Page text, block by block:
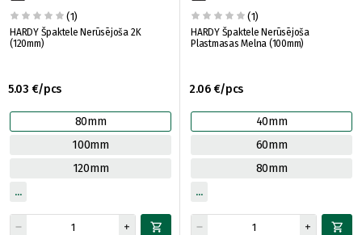
(1)
HARDY Špaktele Nerūsējoša 2K
(120mm)
5.03 €/pcs
80mm
100mm
120mm
(1)
HARDY Špaktele Nerūsējoša
Plastmasas Melna (100mm)
2.06 €/pcs
40mm
60mm
80mm